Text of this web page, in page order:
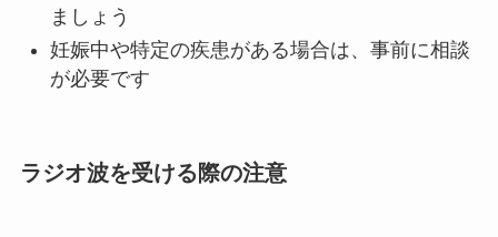
ましょう
妊娠中や特定の疾患がある場合は、事前に相談
が必要です
ラジオ波を受ける際の注意